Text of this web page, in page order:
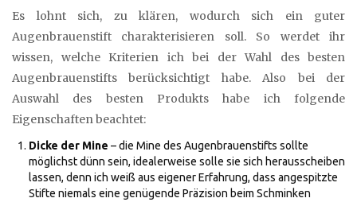
Es lohnt sich, zu klären, wodurch sich ein guter
Augenbrauenstift charakterisieren soll. So werdet ihr
wissen, welche Kriterien ich bei der Wahl des besten
Augenbrauenstifts berücksichtigt habe. Also bei der
Auswahl des besten Produkts habe ich folgende
Eigenschaften beachtet:
Dicke der Mine – die Mine des Augenbrauenstifts sollte
möglichst dünn sein, idealerweise solle sie sich herausscheiben
lassen, denn ich weiß aus eigener Erfahrung, dass angespitzte
Stifte niemals eine genügende Präzision beim Schminken